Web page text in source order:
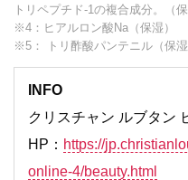
トリペプチド-1の複合成分。（保
※4：ヒアルロン酸Na（保湿）
※5： トリ酢酸パンテニル（保湿
INFO
クリスチャン ルブタン
HP： https://
online-4/beauty.html